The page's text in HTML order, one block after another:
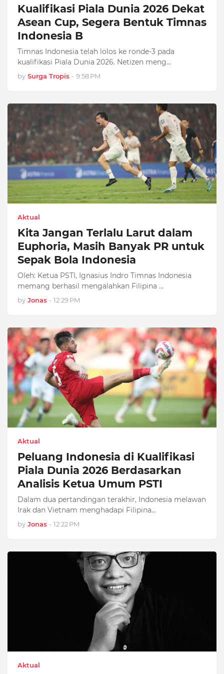
Kualifikasi Piala Dunia 2026 Dekat
Asean Cup, Segera Bentuk Timnas
Indonesia B
Timnas Indonesia telah lolos ke ronde-3 pada
kualifikasi Piala Dunia 2026. Netizen meng…
by Surga Tropis - 9:58 PM
Aktual
Kita Jangan Terlalu Larut dalam
Euphoria, Masih Banyak PR untuk
Sepak Bola Indonesia
Oleh: Ketua PSTI, Ignasius Indro Timnas Indonesia
memang berhasil mengalahkan Filipina …
by Jonas - 12:29 PM
Aktual
Peluang Indonesia di Kualifikasi
Piala Dunia 2026 Berdasarkan
Analisis Ketua Umum PSTI
Dalam dua pertandingan terakhir, Indonesia melawan
Irak dan Vietnam menghadapi Filipina…
by Jonas - 12:22 PM
Aktual